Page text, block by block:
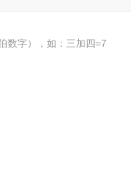
数字），如：三加四=7